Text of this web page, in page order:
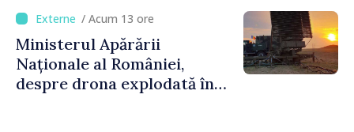
orășenesc a aprobat decizia
finală
/ Acum 13 ore
Ministerul Apărării
Naționale al României,
despre drona explodată în